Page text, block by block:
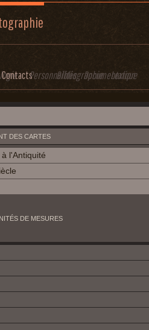
ContactsPersonnalitésBibliographieDocumentation
Lexique
DES CARTES
l'Antiquité
DE MESURES